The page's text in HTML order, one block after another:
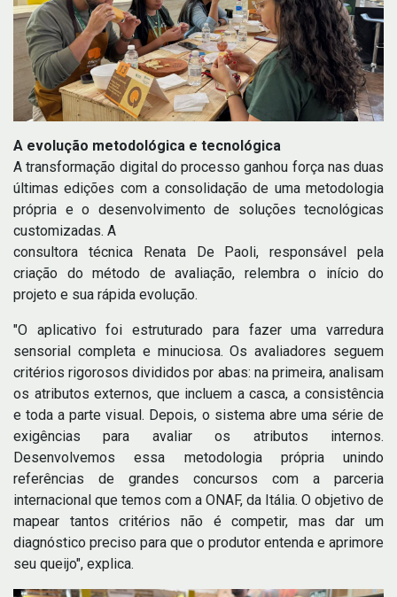
A evolução metodológica e tecnológica
A transformação digital do processo ganhou força nas duas
últimas edições com a consolidação de uma metodologia
própria e o desenvolvimento de soluções tecnológicas
customizadas. A
consultora técnica Renata De Paoli, responsável pela
criação do método de avaliação, relembra o início do
projeto e sua rápida evolução.
"O aplicativo foi estruturado para fazer uma varredura
sensorial completa e minuciosa. Os avaliadores seguem
critérios rigorosos divididos por abas: na primeira, analisam
os atributos externos, que incluem a casca, a consistência
e toda a parte visual. Depois, o sistema abre uma série de
exigências para avaliar os atributos internos.
Desenvolvemos essa metodologia própria unindo
referências de grandes concursos com a parceria
internacional que temos com a ONAF, da Itália. O objetivo de
mapear tantos critérios não é competir, mas dar um
diagnóstico preciso para que o produtor entenda e aprimore
seu queijo", explica.